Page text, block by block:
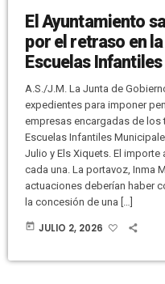
El Ayuntamiento
por el retraso en
Escuelas
A.S./J.M. La Junta de
expedientes para imponer
empresas encargadas de
Escuelas Infantiles
Julio y Els Xiquets. El
cada una. La portavoz, Inma
actuaciones deberían haber
la concesión de una […]
today JULIO 2, 2026